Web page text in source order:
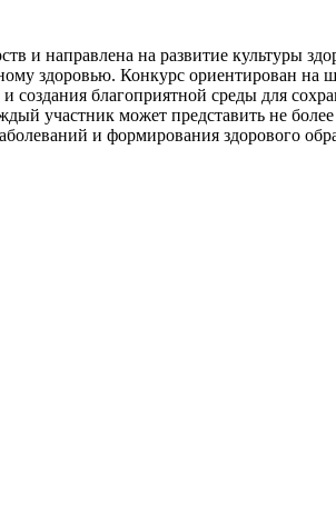
и направлена на развитие культуры
здоровью. Конкурс ориентирован
благоприятной среды для
участник может представить не
и формирования здорового